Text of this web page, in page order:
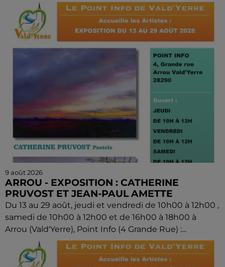
9 août 2026
ARROU - EXPOSITION : CATHERINE
PRUVOST ET JEAN-PAUL AMETTE
Du 13 au 29 août, jeudi et vendredi de 10h00 à 12h00 ,
samedi de 10h00 à 12h00 et de 16h00 à 18h00 à
Arrou (Vald'Yerre), Point Info (4 Grande Rue) :...